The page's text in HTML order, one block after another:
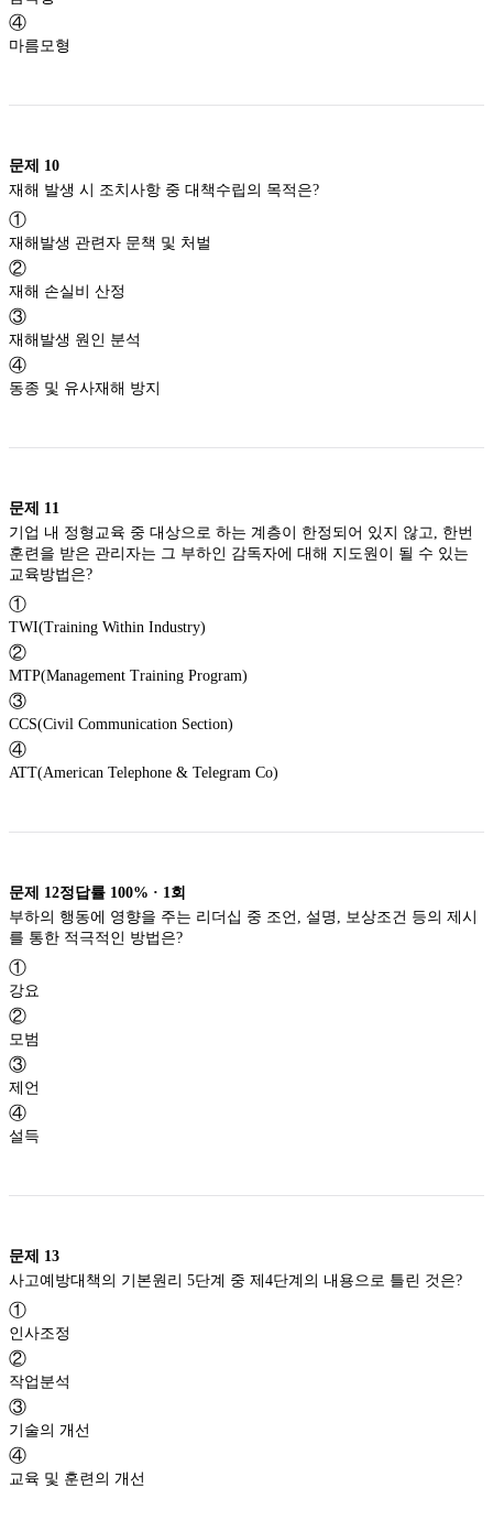
④
마름모형
문제 10
재해 발생 시 조치사항 중 대책수립의 목적은?
①
재해발생 관련자 문책 및 처벌
②
재해 손실비 산정
③
재해발생 원인 분석
④
동종 및 유사재해 방지
문제 11
기업 내 정형교육 중 대상으로 하는 계층이 한정되어 있지 않고, 한번
훈련을 받은 관리자는 그 부하인 감독자에 대해 지도원이 될 수 있는
교육방법은?
①
TWI(Training Within Industry)
②
MTP(Management Training Program)
③
CCS(Civil Communication Section)
④
ATT(American Telephone & Telegram Co)
문제 12정답률 100% · 1 회
부하의 행동에 영향을 주는 리더십 중 조언, 설명, 보상조건 등의 제시
를 통한 적극적인 방법은?
①
강요
②
모범
③
제언
④
설득
문제 13
사고예방대책의 기본원리 5단계 중 제4단계의 내용으로 틀린 것은?
①
인사조정
②
작업분석
③
기술의 개선
④
교육 및 훈련의 개선